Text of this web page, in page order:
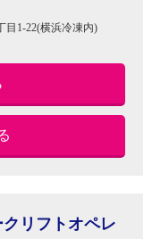
目1-22(横浜冷凍内)
クリフトオペレ